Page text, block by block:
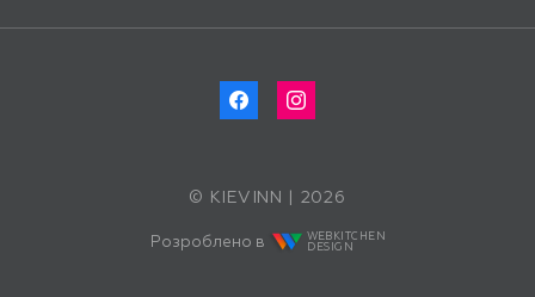
© KIEVINN | 2026
Розроблено в
WEBKITCHEN
DESIGN